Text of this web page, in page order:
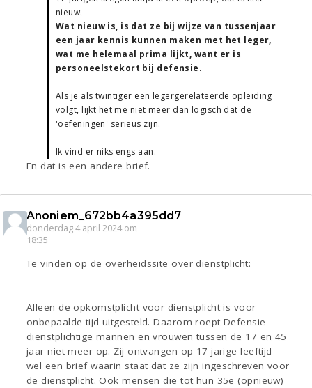
nieuw.
Wat nieuw is, is dat ze bij wijze van tussenjaar
een jaar kennis kunnen maken met het leger,
wat me helemaal prima lijkt, want er is
personeelstekort bij defensie.
Als je als twintiger een legergerelateerde opleiding
volgt, lijkt het me niet meer dan logisch dat de
'oefeningen' serieus zijn.
Ik vind er niks engs aan.
En dat is een andere brief.
Anoniem_672bb4a395dd7
donderdag 4 april 2024 om
18:35
Te vinden op de overheidssite over dienstplicht:
Alleen de opkomstplicht voor dienstplicht is voor
onbepaalde tijd uitgesteld. Daarom roept Defensie
dienstplichtige mannen en vrouwen tussen de 17 en 45
jaar niet meer op. Zij ontvangen op 17-jarige leeftijd
wel een brief waarin staat dat ze zijn ingeschreven voor
de dienstplicht. Ook mensen die tot hun 35e (opnieuw)